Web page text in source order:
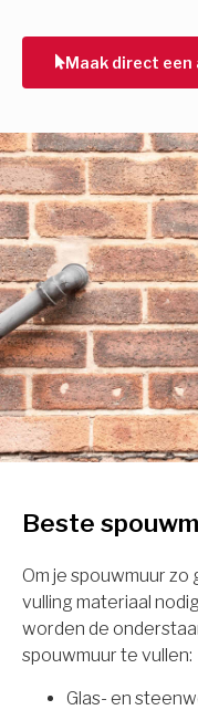
Maak direct
Beste
Om je spouwmuur
vulling materiaal
worden de
spouwmuur te vullen:
Glas- en